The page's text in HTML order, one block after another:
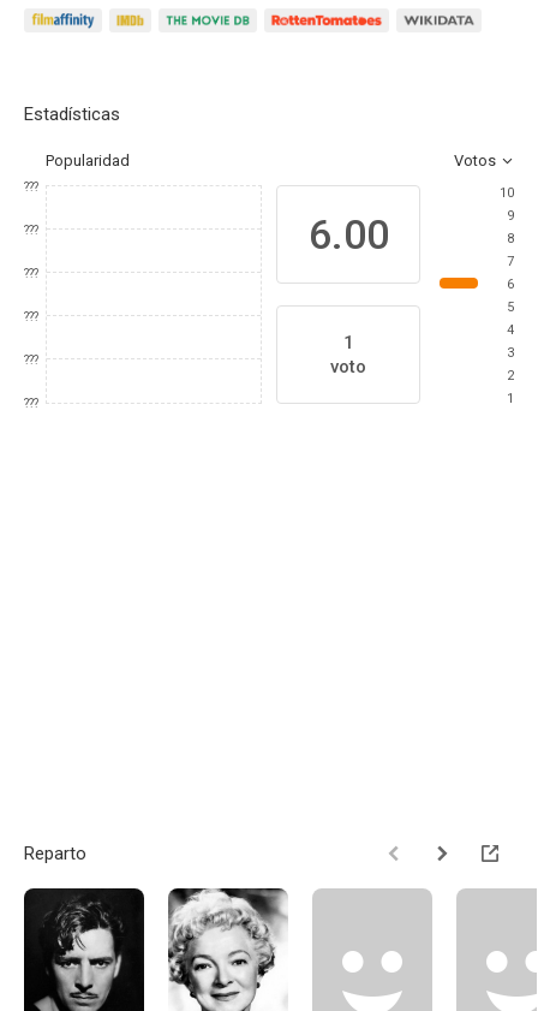
Estadísticas
Popularidad Votos
???
???
???
???
???
???
6.00
1
voto
10
9
8
7
6
5
4
3
2
1
Reparto